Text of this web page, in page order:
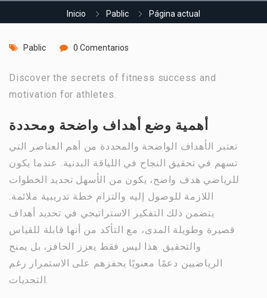
Inicio Pablic Página actual
Pablic 0 Comentarios
Discover the secrets of fitness success and
motivation for athletes.
أهمية وضع أهداف واضحة ومحددة
تعتبر الأهداف الواضحة والمحددة من أهم العناصر التي
تسهم في تحقيق النجاح في اللياقة البدنية. عندما يكون
للرياضي هدف واضح، يكون من الأسهل تحديد الخطوات
اللازمة للوصول إليه والتزام خطة تدريبية ملائمة.
يتضمن ذلك التفكير الاستراتيجي في تحديد أهداف
قصيرة وطويلة المدى، مع التأكد من أنها قابلة للقياس
والتحقيق. هذا ليس فقط يعزز الحافز، بل يمنح
الرياضيين دعمًا معنويًا يحفزهم على الاستمرار رغم
التحديات.